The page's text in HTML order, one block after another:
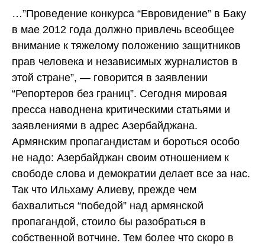
…”Проведение конкурса “Евровидение” в Баку
в мае 2012 года должно привлечь всеобщее
внимание к тяжелому положению защитников
прав человека и независимых журналистов в
этой стране”, — говорится в заявлении
“Репортеров без границ”. Сегодня мировая
пресса наводнена критическими статьями и
заявлениями в адрес Азербайджана.
Армянским пропагандистам и бороться особо
не надо: Азербайджан своим отношением к
свободе слова и демократии делает все за нас.
Так что Ильхаму Алиеву, прежде чем
бахвалиться “победой” над армянской
пропагандой, стоило бы разобраться в
собственной вотчине. Тем более что скоро в